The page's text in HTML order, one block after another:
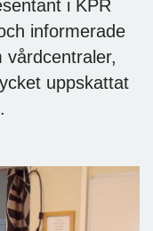
i KPR
informerade
uppskattat